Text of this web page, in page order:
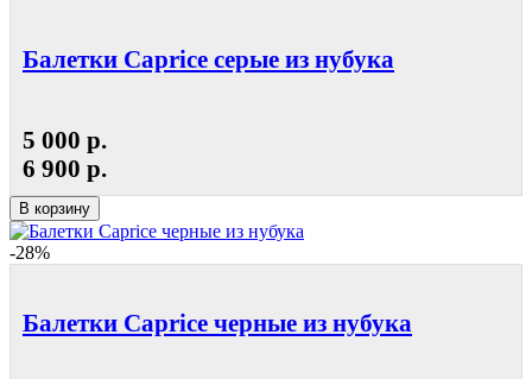
Балетки Caprice серые из нубука
5 000 р.
6 900 р.
В корзину
-28%
Балетки Caprice черные из нубука